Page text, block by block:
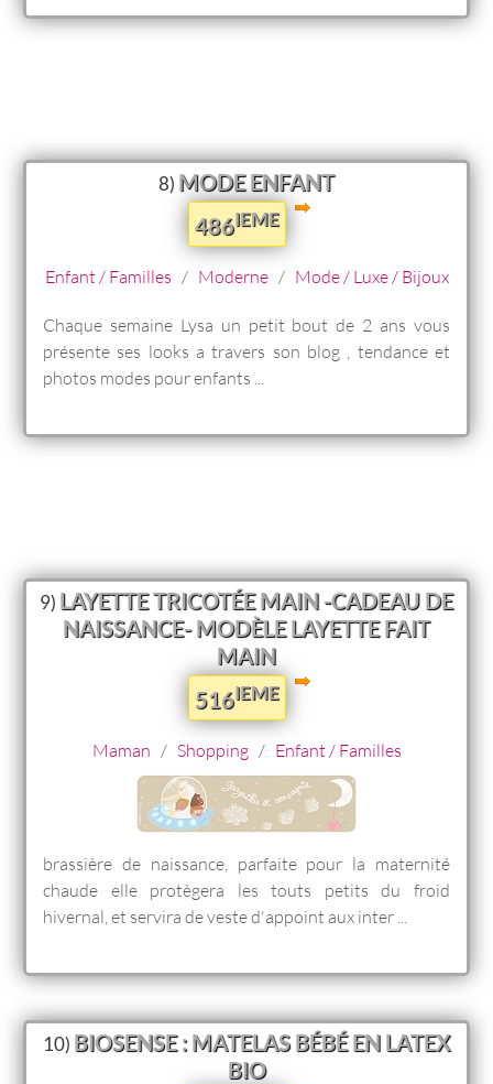
8) MODE ENFANT
486IEME
Enfant / Familles / Moderne/ Mode / Luxe / Bijoux
Chaque semaine Lysa un petit bout de 2 ans vous
présente ses looks a travers son blog , tendance et
photos modes pour enfants ...
9) LAYETTE TRICOTÉE MAIN -CADEAU DE
NAISSANCE- MODÈLE LAYETTE FAIT
MAIN
516IEME
Maman / Shopping/ Enfant / Familles
brassière de naissance, parfaite pour la maternité
chaude elle protègera les touts petits du froid
hivernal, et servira de veste d'appoint aux inter ...
10) BIOSENSE : MATELAS BÉBÉ EN LATEX
BIO